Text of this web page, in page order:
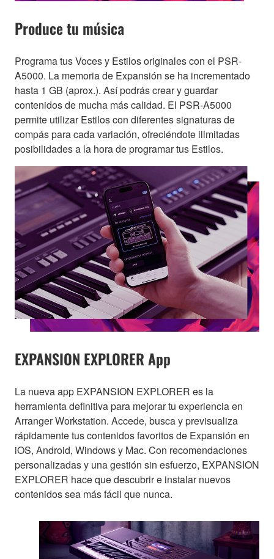
Produce tu música
Programa tus Voces y Estilos originales con el PSR-
A5000. La memoria de Expansión se ha incrementado
hasta 1 GB (aprox.). Así podrás crear y guardar
contenidos de mucha más calidad. El PSR-A5000
permite utilizar Estilos con diferentes signaturas de
compás para cada variación, ofreciéndote ilimitadas
posibilidades a la hora de programar tus Estilos.
EXPANSION EXPLORER App
La nueva app EXPANSION EXPLORER es la
herramienta definitiva para mejorar tu experiencia en
Arranger Workstation. Accede, busca y previsualiza
rápidamente tus contenidos favoritos de Expansión en
iOS, Android, Windows y Mac. Con recomendaciones
personalizadas y una gestión sin esfuerzo, EXPANSION
EXPLORER hace que descubrir e instalar nuevos
contenidos sea más fácil que nunca.